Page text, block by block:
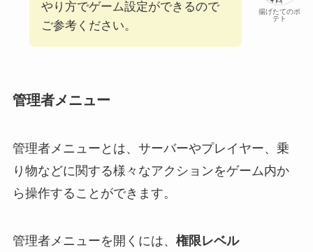
揚げたてのポ
テト
やり方でゲーム設定ができるので
ご参考ください。
管理者メニュー
管理者メニューとは、サーバーやプレイヤー、乗
り物などに関する様々なアクションをゲーム内か
ら操作することができます。
管理者メニューを開くには、 権限レベル